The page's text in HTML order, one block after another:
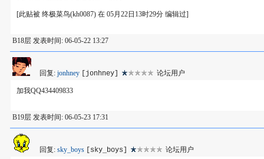
[此贴被 终极菜鸟(kh0087) 在 05月22日13时29分 编辑过]
B18层 发表时间: 06-05-22 13:27
回复: jonhney [jonhney] 论坛用户
加我QQ434409833
B19层 发表时间: 06-05-23 17:31
回复: sky_boys [sky_boys] 论坛用户